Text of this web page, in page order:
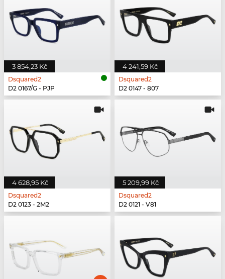
3 854,23 Kč
Dsquared2
D2 0167/G - PJP
4 241,59 Kč
Dsquared2
D2 0147 - 807
4 628,95 Kč
Dsquared2
D2 0123 - 2M2
5 209,99 Kč
Dsquared2
D2 0121 - V81